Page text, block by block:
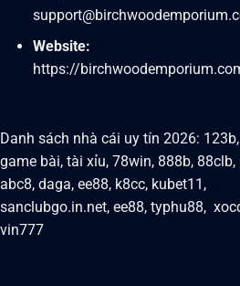
Website:
https://
Danh sách nhà cái uy tín 2026: 123b,
game bài, tài xỉu, 78win, 888b, 88clb,
abc8, daga, ee88, k8cc, kubet11 ,
sanclubgo.in.net, ee88, typhu88,
vin777